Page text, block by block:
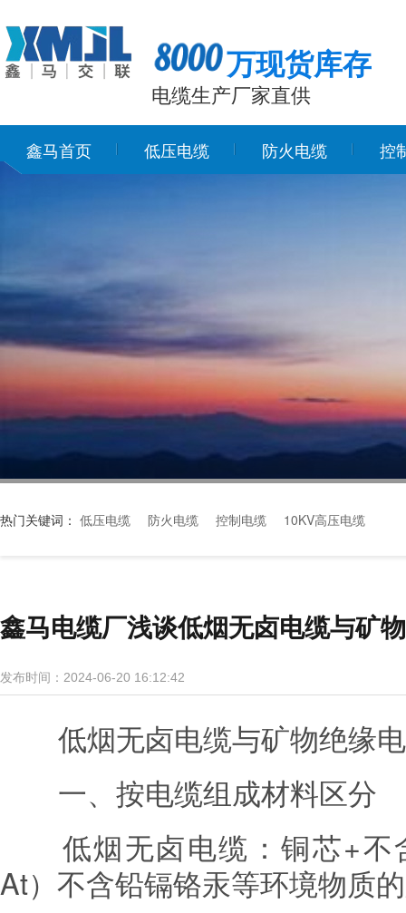
万现货库存
电缆生产厂家直供
鑫马首页 低压电缆 防火电缆 控
热门关键词： 低压电缆 防火电缆 控制电缆 10KV高压电缆
鑫马电缆厂浅谈低烟无卤电缆与矿
发布时间：2024-06-20 16:12:42
低烟无卤电缆与矿物绝缘
一、按电缆组成材料区分
低烟无卤电缆：铜芯+不
At）不含铅镉铬汞等环境物质